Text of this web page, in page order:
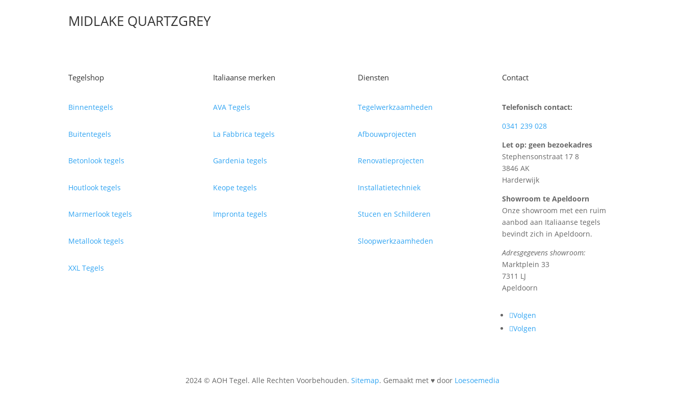
MIDLAKE QUARTZGREY
Tegelshop
Binnentegels
Buitentegels
Betonlook tegels
Houtlook tegels
Marmerlook tegels
Metallook tegels
XXL Tegels
Italiaanse merken
AVA Tegels
La Fabbrica tegels
Gardenia tegels
Keope tegels
Impronta tegels
Diensten
Tegelwerkzaamheden
Afbouwprojecten
Renovatieprojecten
Installatietechniek
Stucen en Schilderen
Sloopwerkzaamheden
Contact
Telefonisch contact:
0341 239 028
Let op: geen bezoekadres
Stephensonstraat 17 8
3846 AK
Harderwijk
Showroom te Apeldoorn
Onze showroom met een ruim
aanbod aan Italiaanse tegels
bevindt zich in Apeldoorn.
Adresgegevens showroom:
Marktplein 33
7311 LJ
Apeldoorn
Volgen
Volgen
2024 © AOH Tegel. Alle Rechten Voorbehouden. Sitemap. Gemaakt met ♥ door Loesoemedia